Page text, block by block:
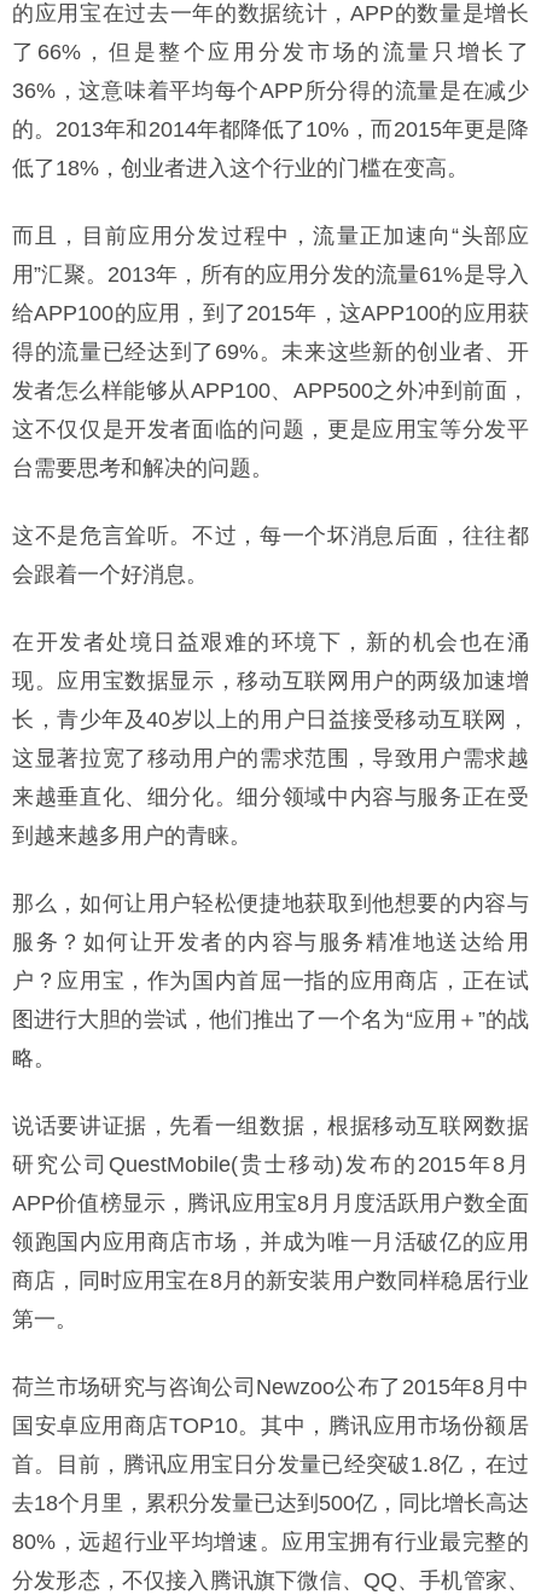
的应用宝在过去一年的数据统计，APP的数量是增长
了66%，但是整个应用分发市场的流量只增长了
36%，这意味着平均每个APP所分得的流量是在减少
的。2013年和2014年都降低了10%，而2015年更是降
低了18%，创业者进入这个行业的门槛在变高。
而且，目前应用分发过程中，流量正加速向“头部应
用”汇聚。2013年，所有的应用分发的流量61%是导入
给APP100的应用，到了2015年，这APP100的应用获
得的流量已经达到了69%。未来这些新的创业者、开
发者怎么样能够从APP100、APP500之外冲到前面，
这不仅仅是开发者面临的问题，更是应用宝等分发平
台需要思考和解决的问题。
这不是危言耸听。不过，每一个坏消息后面，往往都
会跟着一个好消息。
在开发者处境日益艰难的环境下，新的机会也在涌
现。应用宝数据显示，移动互联网用户的两级加速增
长，青少年及40岁以上的用户日益接受移动互联网，
这显著拉宽了移动用户的需求范围，导致用户需求越
来越垂直化、细分化。细分领域中内容与服务正在受
到越来越多用户的青睐。
那么，如何让用户轻松便捷地获取到他想要的内容与
服务？如何让开发者的内容与服务精准地送达给用
户？应用宝，作为国内首屈一指的应用商店，正在试
图进行大胆的尝试，他们推出了一个名为“应用＋”的战
略。
说话要讲证据，先看一组数据，根据移动互联网数据
研究公司QuestMobile(贵士移动)发布的2015年8月
APP价值榜显示，腾讯应用宝8月月度活跃用户数全面
领跑国内应用商店市场，并成为唯一月活破亿的应用
商店，同时应用宝在8月的新安装用户数同样稳居行业
第一。
荷兰市场研究与咨询公司Newzoo公布了2015年8月中
国安卓应用商店TOP10。其中，腾讯应用市场份额居
首。目前，腾讯应用宝日分发量已经突破1.8亿，在过
去18个月里，累积分发量已达到500亿，同比增长高达
80%，远超行业平均增速。应用宝拥有行业最完整的
分发形态，不仅接入腾讯旗下微信、QQ、手机管家、